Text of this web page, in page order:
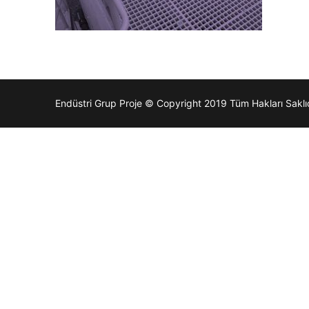
Endüstri Grup Proje © Copyright 2019 Tüm Hakları